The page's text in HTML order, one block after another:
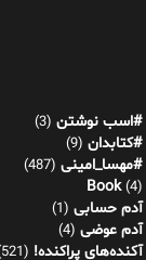
#اسب نوشتن (3)
#کتابدان (9)
#مهسا_امینی (487)
Book(4)
آدم حسابی (1)
آدم عوضی (4)
آکنده‌های پراکنده! (521)